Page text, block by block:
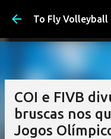
Pular
To Fly Volleyball
COI e FIVB
bruscas nos
Jogos